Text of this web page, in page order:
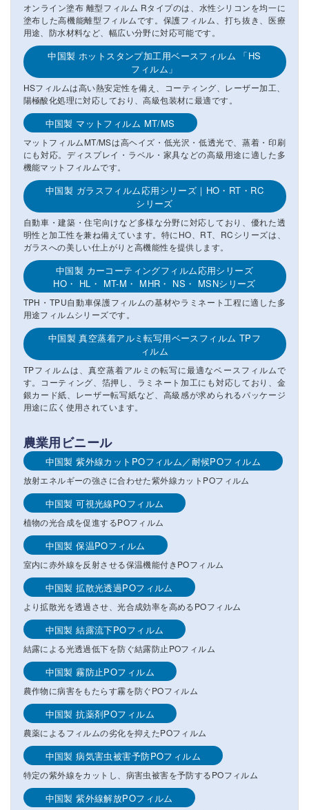
オンライン塗布 離型フィルム Rタイプのは、水性シリコンを均一に
塗布した高機能離型フィルムです。保護フィルム、打ち抜き、医療
用途、防水材料など、幅広い分野に対応可能です。
中国製 ホットスタンプ加工用ベースフィルム 「HS
フィルム」
HSフィルムは高い熱安定性を備え、コーティング、レーザー加工、
陽極酸化処理に対応しており、高級包装材に最適です。
中国製 マットフィルム MT/MS
マットフィルムMT/MSは高ヘイズ・低光沢・低透光で、蒸着・印刷
にも対応。ディスプレイ・ラベル・家具などの高級用途に適した多
機能マットフィルムです。
中国製 ガラスフィルム応用シリーズ｜HO・RT・RC
シリーズ
自動車・建築・住宅向けなど多様な分野に対応しており、優れた透
明性と加工性を兼ね備えています。特にHO、RT、RCシリーズは、
ガラスへの美しい仕上がりと高機能性を提供します。
中国製 カーコーティングフィルム応用シリーズ
HO・ HL・ MT-M・ MHR・ NS・ MSNシリーズ
TPH・TPU自動車保護フィルムの基材やラミネート工程に適した多
用途フィルムシリーズです。
中国製 真空蒸着アルミ転写用ベースフィルム TPフ
ィルム
TPフィルムは、真空蒸着アルミの転写に最適なベースフィルムで
す。コーティング、箔押し、ラミネート加工にも対応しており、金
銀カード紙、レーザー転写紙など、高級感が求められるパッケージ
用途に広く使用されています。
農業用ビニール
中国製 紫外線カットPOフィルム／耐候POフィルム
放射エネルギーの強さに合わせた紫外線カットPOフィルム
中国製 可視光線POフィルム
植物の光合成を促進するPOフィルム
中国製 保温POフィルム
室内に赤外線を反射させる保温機能付きPOフィルム
中国製 拡散光透過POフィルム
より拡散光を透過させ、光合成効率を高めるPOフィルム
中国製 結露流下POフィルム
結露による光透過低下を防ぐ結露防止POフィルム
中国製 霧防止POフィルム
農作物に病害をもたらす霧を防ぐPOフィルム
中国製 抗薬剤POフィルム
農薬によるフィルムの劣化を抑えたPOフィルム
中国製 病気害虫被害予防POフィルム
特定の紫外線をカットし、病害虫被害を予防するPOフィルム
中国製 紫外線解放POフィルム